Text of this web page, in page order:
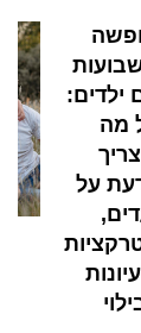
על